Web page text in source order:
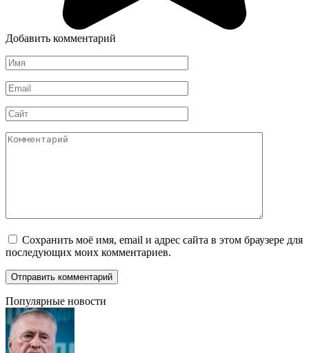
Добавить комментарий
Имя
*
Email
*
Сайт
Комментарий
Сохранить моё имя, email и адрес сайта в этом браузере для
последующих моих комментариев.
Популярные новости